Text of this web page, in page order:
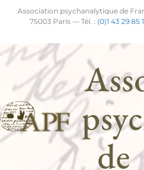
Association psychanalytique de
75003 Paris — Tél. : (0)1 43 29 85
de